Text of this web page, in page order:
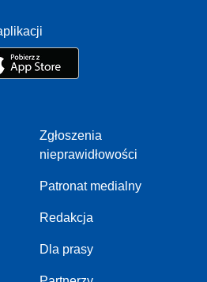
Zgłoszenia
nieprawidłowości
Patronat medialny
Redakcja
Dla prasy